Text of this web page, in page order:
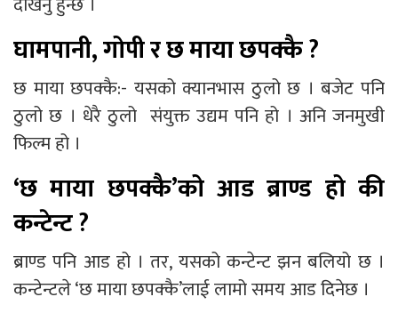
घामपानी, गोपी र छ माया छपक्कै ?
छ माया छपक्कै:- यसको क्यानभास ठुलो छ । बजेट पनि
ठुलो छ । धेरै ठुलो संयुक्त उद्यम पनि हो । अनि जनमुखी
फिल्म हो ।
‘छ माया छपक्कै’को आड ब्राण्ड हो की
कन्टेन्ट ?
ब्राण्ड पनि आड हो । तर, यसको कन्टेन्ट झन बलियो छ ।
कन्टेन्टले ‘छ माया छपक्कै’लाई लामो समय आड दिनेछ ।